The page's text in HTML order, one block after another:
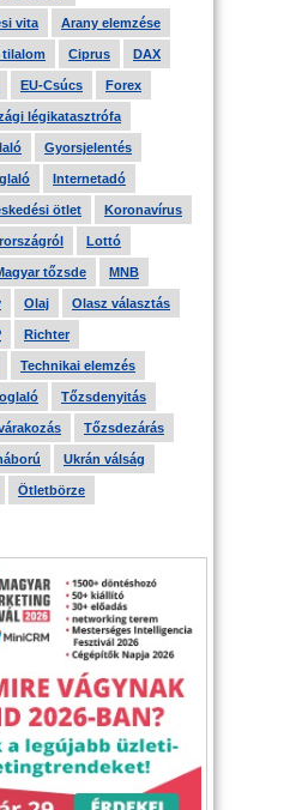
vita Arany elemzése
tilalom Ciprus DAX
EU-Csúcs Forex
légikatasztrófa
Gyorsjelentés
Internetadó
ötlet Koronavírus
Lottó
tőzsde MNB
Olaj Olasz választás
Richter
Technikai elemzés
Tőzsdenyitás
Tőzsdezárás
Ukrán válság
Ötletbörze